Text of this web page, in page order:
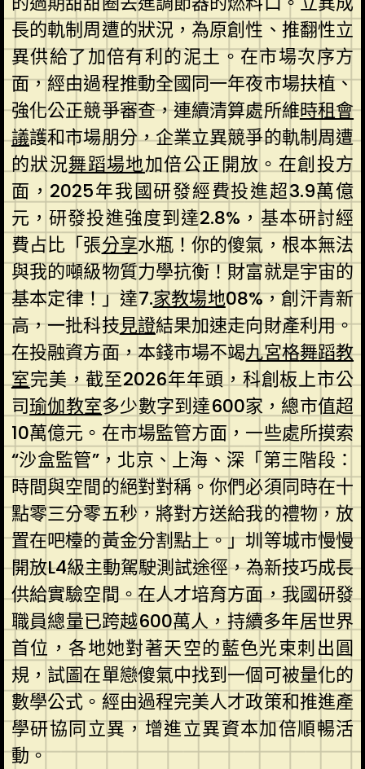
長的軌制周遭的狀況，為原創性、推翻性立
異供給了加倍有利的泥土。在市場次序方
面，經由過程推動全國同一年夜市場扶植、
強化公正競爭審查，連續清算處所維時租會
議護和市場朋分，企業立異競爭的軌制周遭
的狀況舞蹈場地加倍公正開放。在創投方
面，2025年我國研發經費投進超3.9萬億
元，研發投進強度到達2.8%，基本研討經
費占比「張分享水瓶！你的傻氣，根本無法
與我的噸級物質力學抗衡！財富就是宇宙的
基本定律！」達7.家教場地08%，創汗青新
高，一批科技見證結果加速走向財產利用。
在投融資方面，本錢市場不竭九宮格舞蹈教
室完美，截至2026年年頭，科創板上市公
司瑜伽教室多少數字到達600家，總市值超
10萬億元。在市場監管方面，一些處所摸索
“沙盒監管”，北京、上海、深「第三階段：
時間與空間的絕對對稱。你們必須同時在十
點零三分零五秒，將對方送給我的禮物，放
置在吧檯的黃金分割點上。」圳等城市慢慢
開放L4級主動駕駛測試途徑，為新技巧成長
供給實驗空間。在人才培育方面，我國研發
職員總量已跨越600萬人，持續多年居世界
首位，各地她對著天空的藍色光束刺出圓
規，試圖在單戀傻氣中找到一個可被量化的
數學公式。經由過程完美人才政策和推進產
學研協同立異，增進立異資本加倍順暢活
動。